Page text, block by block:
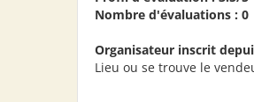
Nombre d'évaluations : 0
Organisateur inscrit
Lieu ou se trouve le